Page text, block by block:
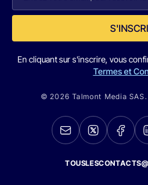
En cliquant sur s'inscrire, vous
Termes et
© 2026 Talmont Media